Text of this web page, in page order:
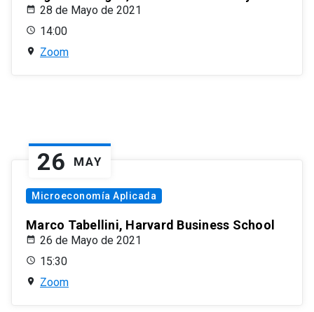
28 de Mayo de 2021
14:00
Zoom
26 MAY
Microeconomía Aplicada
Marco Tabellini, Harvard Business School
26 de Mayo de 2021
15:30
Zoom